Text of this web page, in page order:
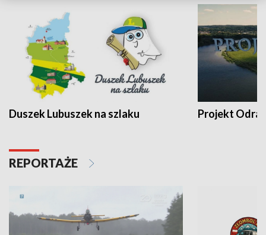
Duszek Lubuszek na szlaku Projekt Odra
REPORTAŻE